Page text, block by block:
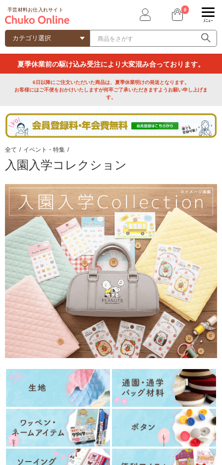
手芸材料お仕入れサイト 0
ﾒﾆｭｰ
夏季休業前の駆け込み受注により大変混み合っております。
6日以降にご注文いただいた商品は、夏季休業明けの発送となります。
お客様にはご不便をおかけいたしますが何卒ご了承いただきますようお願い申し上げま
す。
全て / イベント・特集 /
入園入学コレクション